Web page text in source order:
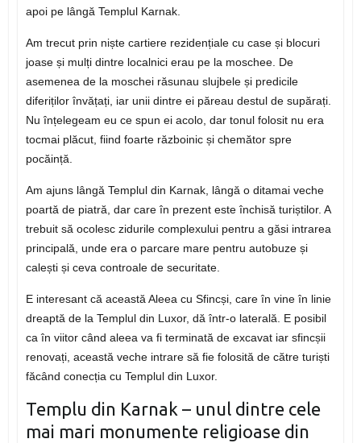
apoi pe lângă Templul Karnak.
Am trecut prin niște cartiere rezidențiale cu case și blocuri
joase și mulți dintre localnici erau pe la moschee. De
asemenea de la moschei răsunau slujbele și predicile
diferiților învățați, iar unii dintre ei păreau destul de supărați.
Nu înțelegeam eu ce spun ei acolo, dar tonul folosit nu era
tocmai plăcut, fiind foarte războinic și chemător spre
pocăință.
Am ajuns lângă Templul din Karnak, lângă o ditamai veche
poartă de piatră, dar care în prezent este închisă turiștilor. A
trebuit să ocolesc zidurile complexului pentru a găsi intrarea
principală, unde era o parcare mare pentru autobuze și
calești și ceva controale de securitate.
E interesant că această Aleea cu Sfincși, care în vine în linie
dreaptă de la Templul din Luxor, dă într-o laterală. E posibil
ca în viitor când aleea va fi terminată de excavat iar sfincșii
renovați, această veche intrare să fie folosită de către turiști
făcând conecția cu Templul din Luxor.
Templu din Karnak – unul dintre cele
mai mari monumente religioase din